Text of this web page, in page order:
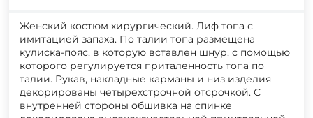
Женский костюм хирургический. Лиф топа с
имитацией запаха. По талии топа размещена
кулиска-пояс, в которую вставлен шнур, с помощью
которого регулируется приталенность топа по
талии. Рукав, накладные карманы и низ изделия
декорированы четырехстрочной отсрочкой. С
внутренней стороны обшивка на спинке